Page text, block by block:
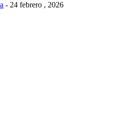
- 24 febrero , 2026